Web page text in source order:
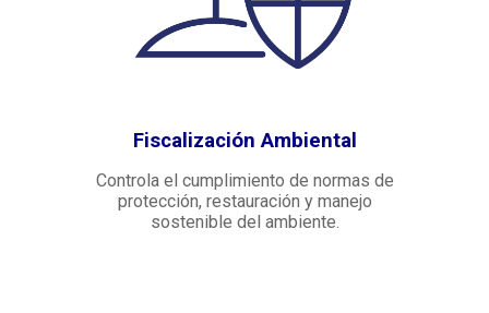
Fiscalización Ambiental
Controla el cumplimiento de normas de
protección, restauración y manejo
sostenible del ambiente.